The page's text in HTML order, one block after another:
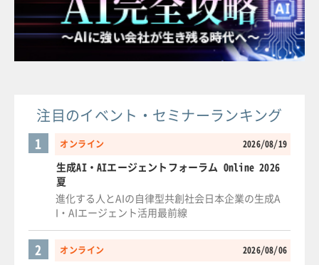
注目のイベント・セミナーランキング
オンライン 2026/08/19
1
生成AI・AIエージェントフォーラム Online 2026
夏
進化する人とAIの自律型共創社会日本企業の生成A
I・AIエージェント活用最前線
オンライン 2026/08/06
2